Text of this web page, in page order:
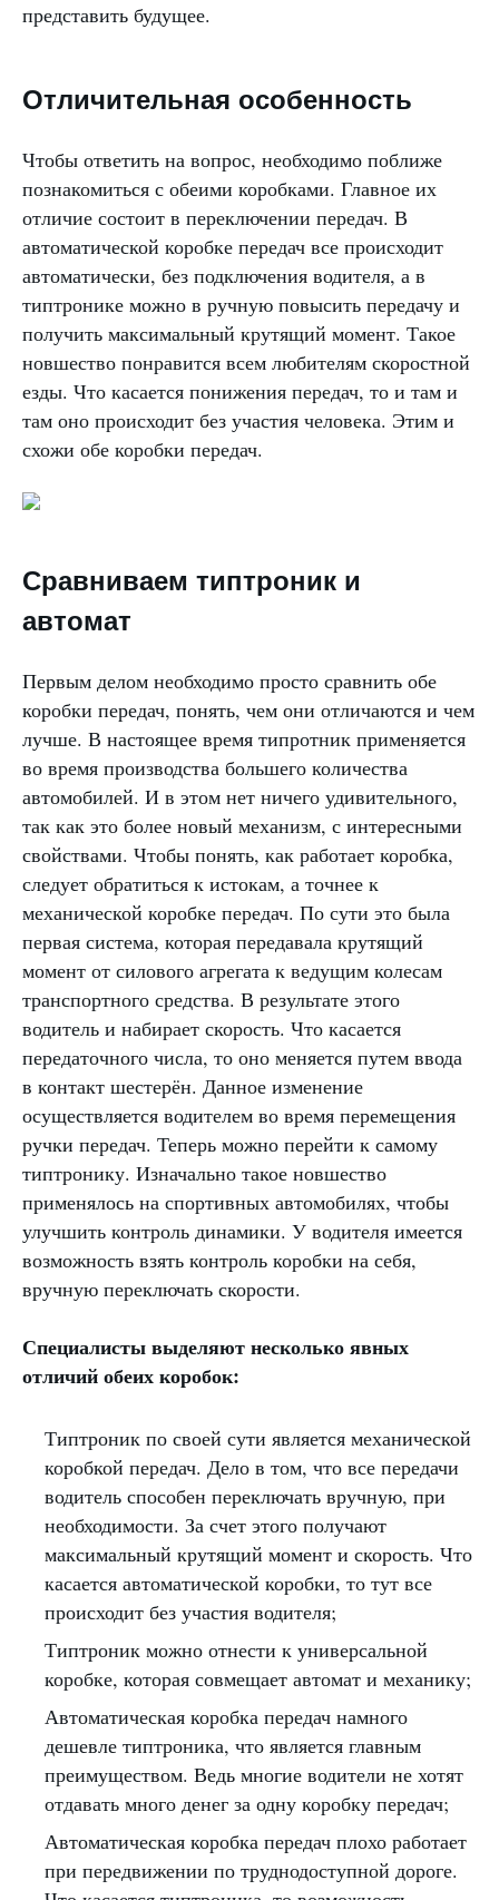
представить будущее.
Отличительная особенность
Чтобы ответить на вопрос, необходимо поближе
познакомиться с обеими коробками. Главное их
отличие состоит в переключении передач. В
автоматической коробке передач все происходит
автоматически, без подключения водителя, а в
типтронике можно в ручную повысить передачу и
получить максимальный крутящий момент. Такое
новшество понравится всем любителям скоростной
езды. Что касается понижения передач, то и там и
там оно происходит без участия человека. Этим и
схожи обе коробки передач.
Сравниваем типтроник и
автомат
Первым делом необходимо просто сравнить обе
коробки передач, понять, чем они отличаются и чем
лучше. В настоящее время типротник применяется
во время производства большего количества
автомобилей. И в этом нет ничего удивительного,
так как это более новый механизм, с интересными
свойствами. Чтобы понять, как работает коробка,
следует обратиться к истокам, а точнее к
механической коробке передач. По сути это была
первая система, которая передавала крутящий
момент от силового агрегата к ведущим колесам
транспортного средства. В результате этого
водитель и набирает скорость. Что касается
передаточного числа, то оно меняется путем ввода
в контакт шестерён. Данное изменение
осуществляется водителем во время перемещения
ручки передач. Теперь можно перейти к самому
типтронику. Изначально такое новшество
применялось на спортивных автомобилях, чтобы
улучшить контроль динамики. У водителя имеется
возможность взять контроль коробки на себя,
вручную переключать скорости.
Специалисты выделяют несколько явных
отличий обеих коробок:
Типтроник по своей сути является механической
коробкой передач. Дело в том, что все передачи
водитель способен переключать вручную, при
необходимости. За счет этого получают
максимальный крутящий момент и скорость. Что
касается автоматической коробки, то тут все
происходит без участия водителя;
Типтроник можно отнести к универсальной
коробке, которая совмещает автомат и механику;
Автоматическая коробка передач намного
дешевле типтроника, что является главным
преимуществом. Ведь многие водители не хотят
отдавать много денег за одну коробку передач;
Автоматическая коробка передач плохо работает
при передвижении по труднодоступной дороге.